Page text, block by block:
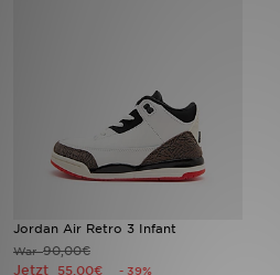
Jordan Air Retro 3 Infant
War90,00€
Jetzt 55,00€ - 39%
Bestsellers
JD Exklusives